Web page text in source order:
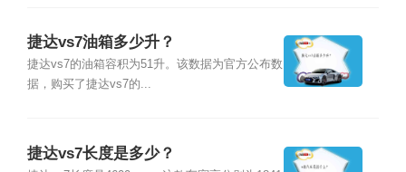
捷达vs7油箱多少升？
捷达vs7的油箱容积为51升。该数据为官方公布数
据，购买了捷达vs7的...
捷达vs7长度是多少？